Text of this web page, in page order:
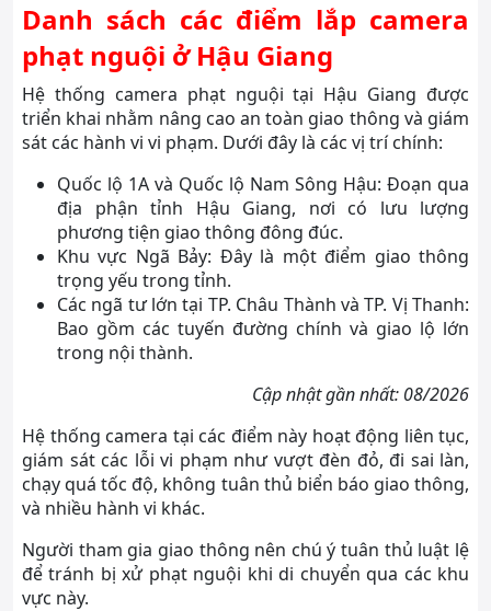
Danh sách các điểm lắp camera
phạt nguội ở Hậu Giang
Hệ thống camera phạt nguội tại Hậu Giang được
triển khai nhằm nâng cao an toàn giao thông và giám
sát các hành vi vi phạm. Dưới đây là các vị trí chính:
Quốc lộ 1A và Quốc lộ Nam Sông Hậu: Đoạn qua
địa phận tỉnh Hậu Giang, nơi có lưu lượng
phương tiện giao thông đông đúc.
Khu vực Ngã Bảy: Đây là một điểm giao thông
trọng yếu trong tỉnh.
Các ngã tư lớn tại TP. Châu Thành và TP. Vị Thanh:
Bao gồm các tuyến đường chính và giao lộ lớn
trong nội thành.
Cập nhật gần nhất: 08/2026
Hệ thống camera tại các điểm này hoạt động liên tục,
giám sát các lỗi vi phạm như vượt đèn đỏ, đi sai làn,
chạy quá tốc độ, không tuân thủ biển báo giao thông,
và nhiều hành vi khác.
Người tham gia giao thông nên chú ý tuân thủ luật lệ
để tránh bị xử phạt nguội khi di chuyển qua các khu
vực này.